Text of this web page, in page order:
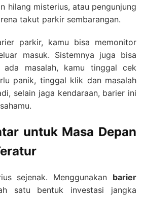
hilang misterius, atau pengunjung
takut parkir sembarangan.
parkir, kamu bisa memonitor
masuk. Sistemnya juga bisa
masalah, kamu tinggal cek
panik, tinggal klik dan masalah
selain jaga kendaraan, barier ini
untuk Masa Depan
sejenak. Menggunakan barier
satu bentuk investasi jangka